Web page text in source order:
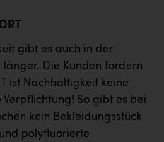
gibt es auch in der
Die Kunden fordern
ist Nachhaltigkeit keine
So gibt es bei
kein Bekleidungsstück
polyfluorierte